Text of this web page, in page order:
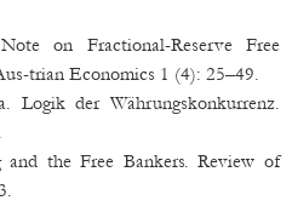
on Fractional-Reserve Free
trian Economics 1 (4): 25–49.
Logik der Währungskonkurrenz.
the Free Bankers. Review of